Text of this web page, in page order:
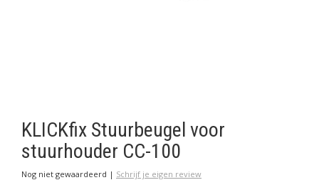
KLICKfix Stuurbeugel voor
stuurhouder CC-100
Nog niet gewaardeerd | Schrijf je eigen review